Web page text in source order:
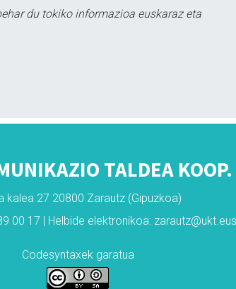
du tokiko informazioa euskaraz eta
TALDEA
kalea 27 20800 Zarautz (Gipuzkoa)
00 17 | Helbide elektronikoa: zarautz@ukt.eus
Codesyntaxek garatua